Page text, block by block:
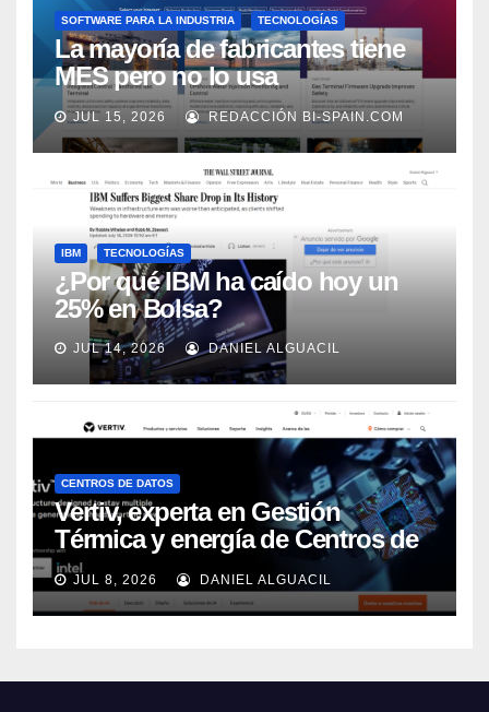
SOFTWARE PARA LA INDUSTRIA TECNOLOGÍAS
La mayoría de fabricantes tiene
MES pero no lo usa
adecuadamente, según Rockwell
Automation
JUL 15, 2026 REDACCIÓN BI-SPAIN.COM
IBM TECNOLOGÍAS
¿Por qué IBM ha caído hoy un
25% en Bolsa?
JUL 14, 2026 DANIEL ALGUACIL
CENTROS DE DATOS
Vertiv, experta en Gestión
Térmica y energía de Centros de
Datos, sigue su crecimiento
imparable
JUL 8, 2026 DANIEL ALGUACIL